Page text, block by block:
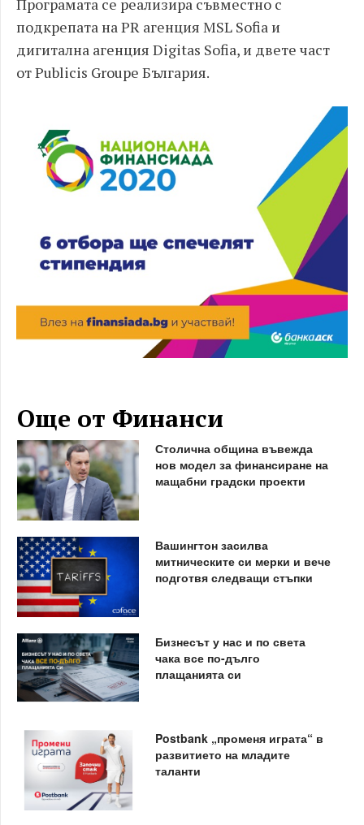
Програмата се реализира съвместно с
подкрепата наPR агенция MSL Sofia и
дигитална агенция Digitas Sofia, и двете част
от Publicis Groupe България.
Още от Финанси
Столична община въвежда
нов модел за финансиране на
мащабни градски проекти
Вашингтон засилва
митническите си мерки и вече
подготвя следващи стъпки
Бизнесът у нас и по света
чака все по-дълго
плащанията си
Postbank „променя играта“ в
развитието на младите
таланти